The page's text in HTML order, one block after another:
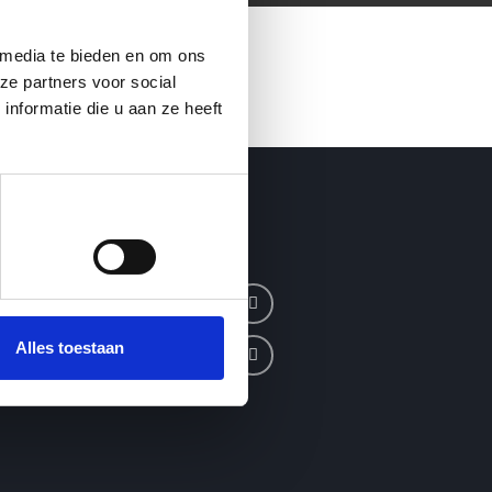
te bieden en om ons
partners voor social
die u aan ze heeft
Alles toestaan